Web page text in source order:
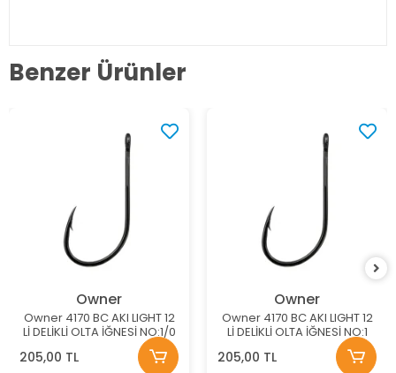
Benzer Ürünler
Owner
Owner 4170 BC AKI LIGHT 12
Lİ DELİKLİ OLTA İĞNESİ NO:1/0
205,00 TL
Owner
Owner 4170 BC AKI LIGHT 12
Lİ DELİKLİ OLTA İĞNESİ NO:1
205,00 TL